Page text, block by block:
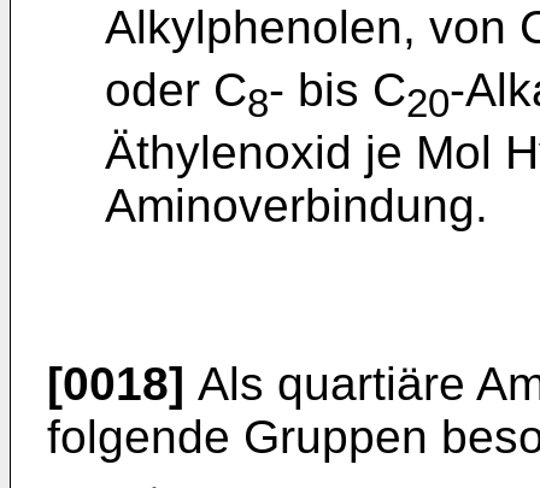
Alkylphenolen, von
oder C8- bis C20-
Äthylenoxid je Mol
Aminoverbindung.
[0018] Als quartiäre
folgende Gruppen